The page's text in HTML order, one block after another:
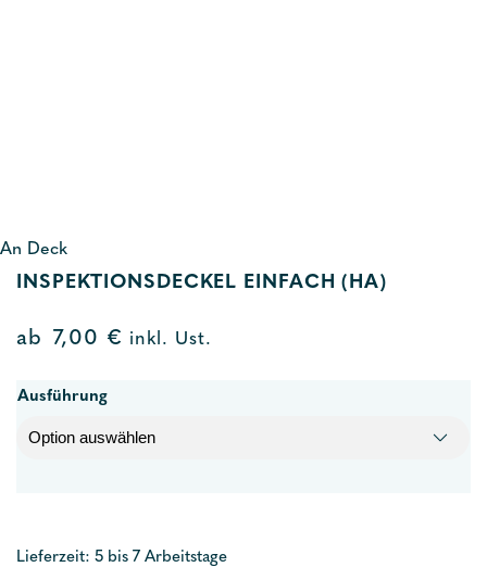
An Deck
INSPEKTIONSDECKEL EINFACH (HA)
ab 7,00 € inkl. Ust.
Ausführung
Lieferzeit: 5 bis 7 Arbeitstage